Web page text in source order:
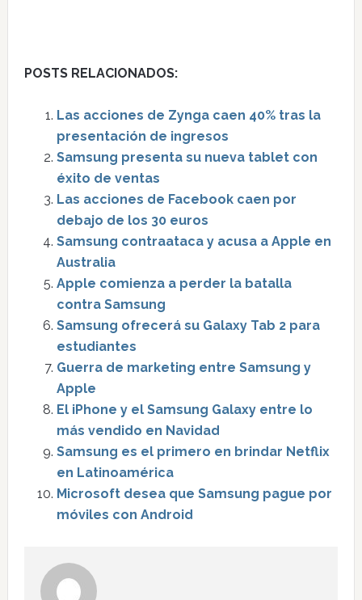
POSTS RELACIONADOS:
Las acciones de Zynga caen 40% tras la
presentación de ingresos
Samsung presenta su nueva tablet con
éxito de ventas
Las acciones de Facebook caen por
debajo de los 30 euros
Samsung contraataca y acusa a Apple en
Australia
Apple comienza a perder la batalla
contra Samsung
Samsung ofrecerá su Galaxy Tab 2 para
estudiantes
Guerra de marketing entre Samsung y
Apple
El iPhone y el Samsung Galaxy entre lo
más vendido en Navidad
Samsung es el primero en brindar Netflix
en Latinoamérica
Microsoft desea que Samsung pague por
móviles con Android